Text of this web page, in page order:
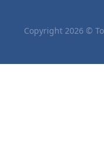
Copyright 2026 ©